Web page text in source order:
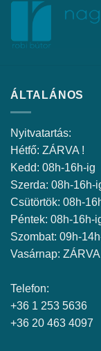
ÁLTALÁNOS
Nyitvatartás:
Hétfő: ZÁRVA !
Kedd: 08h-16h-ig
Szerda: 08h-16h-
Csütörtök: 08h-
Péntek: 08h-16h-
Szombat: 09h-
Vasárnap: ZÁRVA
Telefon:
+36 1 253 5636
+36 20 463 4097